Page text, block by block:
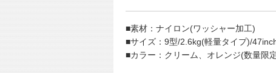
■素材：ナイロン(ワッシャー加工)
■サイズ：9型/2.6kg(軽量タイプ)/
■カラー：クリーム、オレンジ(数量限